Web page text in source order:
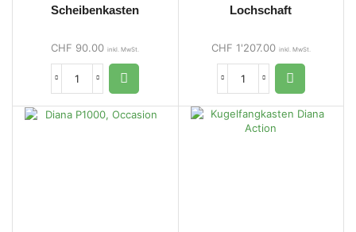
Scheibenkasten
CHF 90.00 inkl. MwSt.
Lochschaft
CHF 1'207.00 inkl. MwSt.